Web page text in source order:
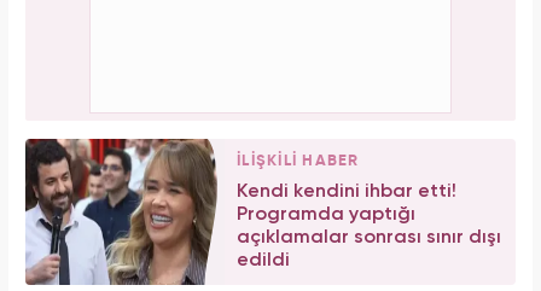
İLİŞKİLİ HABER
Kendi kendini ihbar etti!
Programda yaptığı
açıklamalar sonrası sınır dışı
edildi